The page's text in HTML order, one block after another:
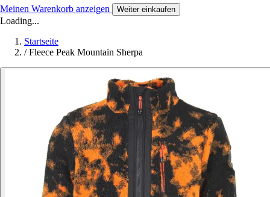
Meinen Warenkorb anzeigen Weiter einkaufen
Loading...
Startseite
/ Fleece Peak Mountain Sherpa